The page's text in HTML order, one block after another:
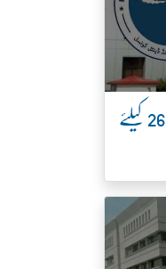
پی ایم ڈی سی نے تعلیمی سیشن 2025-26 کیلئے